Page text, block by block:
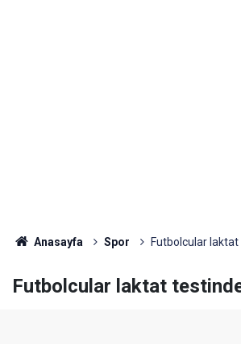
Anasayfa Spor Futbolcular
Futbolcular laktat